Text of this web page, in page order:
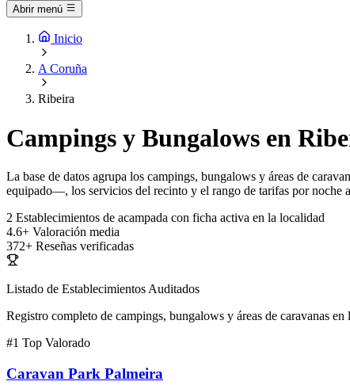
Abrir menú
Inicio
A Coruña
Ribeira
Campings y Bungalows en
La base de datos agrupa los campings, bungalows y áreas de
equipado—, los servicios del recinto y el rango de tarifas por noche
2 Establecimientos de acampada con ficha activa en la localidad
4.6+ Valoración media
372+ Reseñas verificadas
Listado de Establecimientos Auditados
Registro completo de campings, bungalows y áreas de caravanas en
#1 Top Valorado
Caravan Park Palmeira